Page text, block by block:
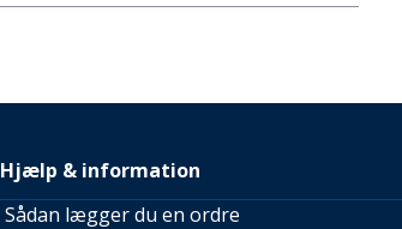
Hjælp & information
Sådan lægger du en ordre